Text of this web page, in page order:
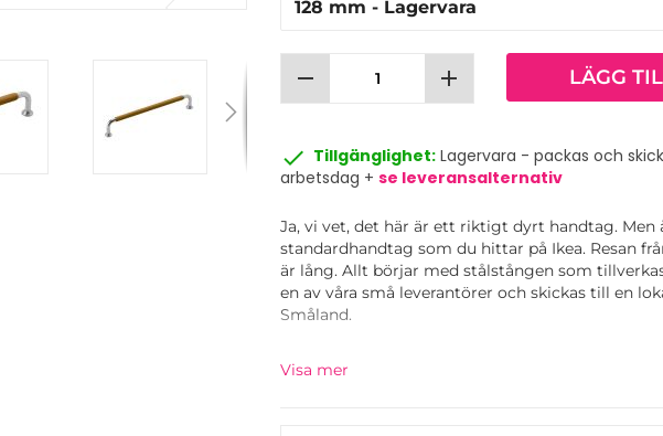
remove add LÄGG
done Tillgänglighet: Lagervara - packas och
arbetsdag + se leveransalternativ
Ja, vi vet, det här är ett riktigt dyrt handtag. Men
standardhandtag som du hittar på Ikea. Resan
är lång. Allt börjar med stålstången som
en av våra små leverantörer och skickas till en
Småland.
Den belagda stålstången sveps sedan för hand
Mer handgjort än så här blir det inte.
Visa mer